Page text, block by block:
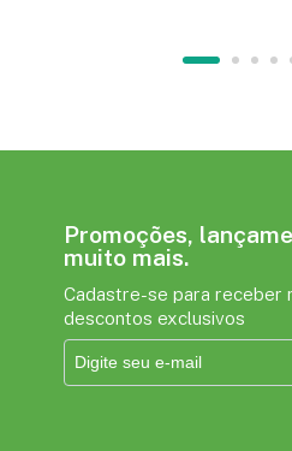
Promoções,
muito mais.
Cadastre-se para receber
descontos exclusivos